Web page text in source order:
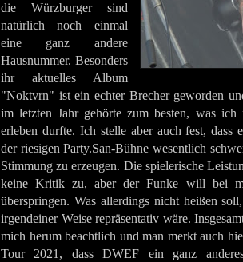
die Würzburger sind
natürlich noch einmal
eine ganz andere
Hausnummer. Besonders
ihr aktuelles Album
"Noktvrn" ist ein echter Brecher geworden
im letzten Jahr gehörte zum besten, was ich
erleben durfte. Ich stelle aber auch fest, dass
der riesigen Party.San-Bühne wesentlich
Stimmung zu erzeugen. Die spielerische
keine Kritik zu, aber der Funke will bei
überspringen. Was allerdings nicht heißen
irgendeiner Weise repräsentativ wäre.
mich herum beachtlich und man merkt auch
Tour 2021, dass DWEF ein ganz